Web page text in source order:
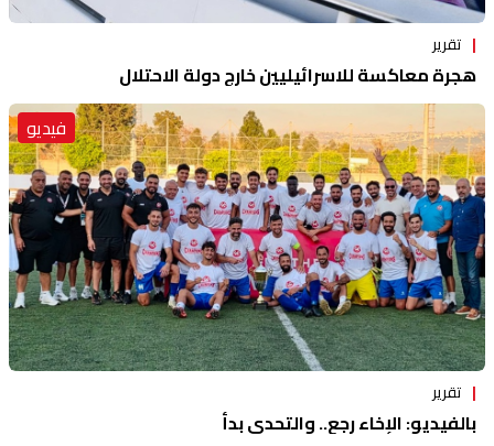
تقرير
هجرة معاكسة للاسرائيليين خارج دولة الاحتلال
فيديو
تقرير
بالفيديو: الإخاء رجع.. والتحدي بدأ